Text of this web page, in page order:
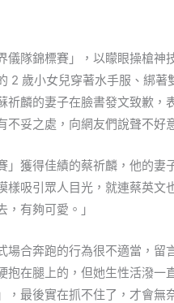
儀隊錦標賽」，以矇眼操槍
2 歲小女兒穿著水手服、綁
祈麟的妻子在臉書發文致歉
妥之處，向網友們說聲不好
」獲得佳績的蔡祈麟，他的
樣吸引眾人目光，就連蔡英
有夠可愛。」
場合奔跑的行為很不適當，
抱在腿上的，但她生性活潑
，最後實在抓不住了，才會